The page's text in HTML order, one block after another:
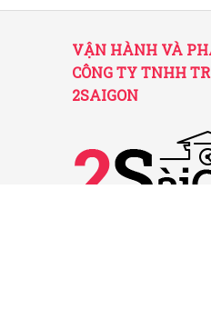
VẬN HÀNH VÀ
CÔNG TY TNHH
2SAIGON